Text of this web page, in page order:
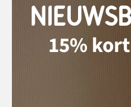
15%